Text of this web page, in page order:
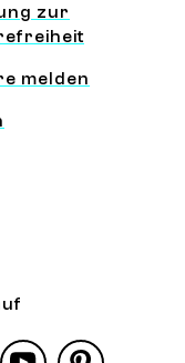
und Service
zur
melden